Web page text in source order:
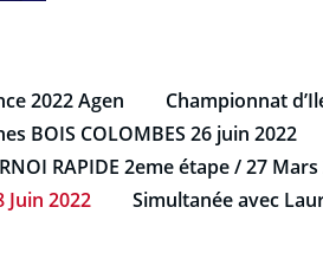
2022 Agen Championnat
BOIS COLOMBES 26 juin 2022
RAPIDE 2eme étape / 27
Juin 2022
Simultanée avec